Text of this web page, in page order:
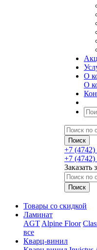
О
О
+7 (4742)
+7 (4742)
Заказать
Товары со скидкой
Ламинат
AGT Alpine Floor
все
Кварц-винил